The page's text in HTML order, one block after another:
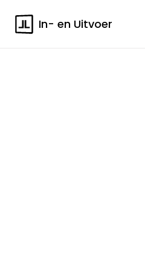
In- en Uitvoer